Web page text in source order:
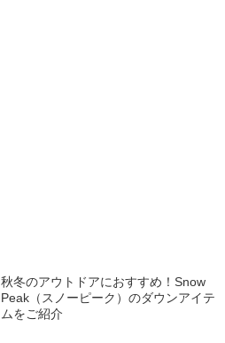
秋冬のアウトドアにおすすめ！Snow
Peak（スノーピーク）のダウンアイテ
ムをご紹介